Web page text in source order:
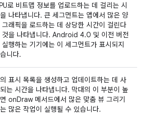
로 비트맵 정보를 업로드하는 데 걸리는 시
나타냅니다. 큰 세그먼트는 앱에서 많은 양
그래픽을 로드하는 데 상당한 시간이 걸린다
것을 나타냅니다. Android 4.0 및 이전 버전
실행하는 기기에는 이 세그먼트가 표시되지
니다.
표시 목록을 생성하고 업데이트하는 데 사
는 시간을 나타냅니다. 막대의 이 부분이 높
onDraw 메서드에서 많은 맞춤 뷰 그리기
많은 작업이 실행될 수 있습니다.